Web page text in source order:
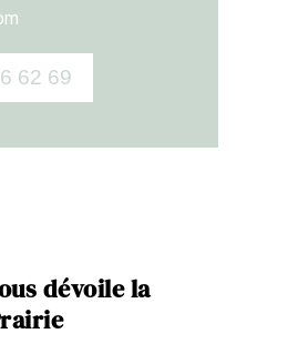
62 69
dévoile la